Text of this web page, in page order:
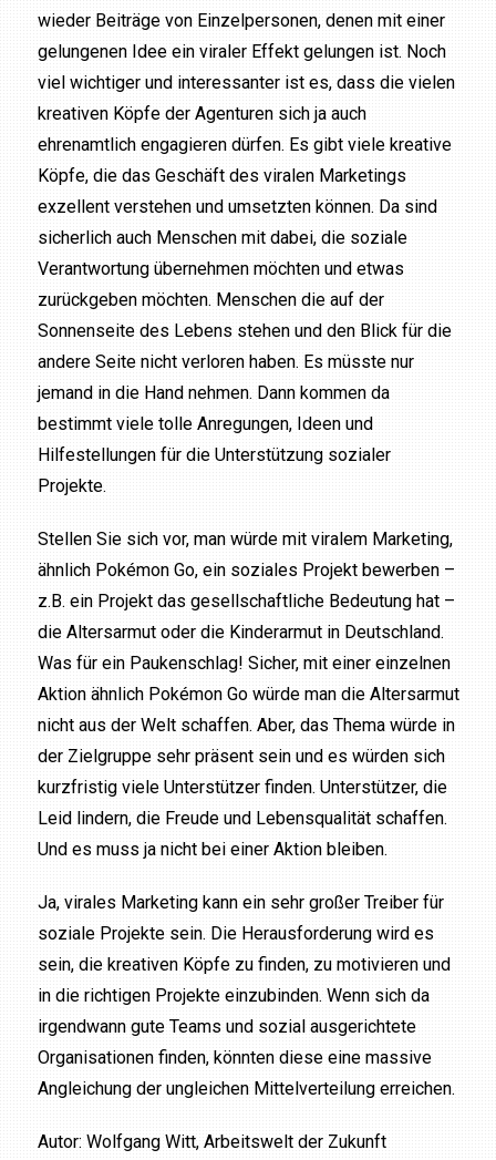
wieder Beiträge von Einzelpersonen, denen mit einer
gelungenen Idee ein viraler Effekt gelungen ist. Noch
viel wichtiger und interessanter ist es, dass die vielen
kreativen Köpfe der Agenturen sich ja auch
ehrenamtlich engagieren dürfen. Es gibt viele kreative
Köpfe, die das Geschäft des viralen Marketings
exzellent verstehen und umsetzten können. Da sind
sicherlich auch Menschen mit dabei, die soziale
Verantwortung übernehmen möchten und etwas
zurückgeben möchten. Menschen die auf der
Sonnenseite des Lebens stehen und den Blick für die
andere Seite nicht verloren haben. Es müsste nur
jemand in die Hand nehmen. Dann kommen da
bestimmt viele tolle Anregungen, Ideen und
Hilfestellungen für die Unterstützung sozialer
Projekte.
Stellen Sie sich vor, man würde mit viralem Marketing,
ähnlich Pokémon Go, ein soziales Projekt bewerben –
z.B. ein Projekt das gesellschaftliche Bedeutung hat –
die Altersarmut oder die Kinderarmut in Deutschland.
Was für ein Paukenschlag! Sicher, mit einer einzelnen
Aktion ähnlich Pokémon Go würde man die Altersarmut
nicht aus der Welt schaffen. Aber, das Thema würde in
der Zielgruppe sehr präsent sein und es würden sich
kurzfristig viele Unterstützer finden. Unterstützer, die
Leid lindern, die Freude und Lebensqualität schaffen.
Und es muss ja nicht bei einer Aktion bleiben.
Ja, virales Marketing kann ein sehr großer Treiber für
soziale Projekte sein. Die Herausforderung wird es
sein, die kreativen Köpfe zu finden, zu motivieren und
in die richtigen Projekte einzubinden. Wenn sich da
irgendwann gute Teams und sozial ausgerichtete
Organisationen finden, könnten diese eine massive
Angleichung der ungleichen Mittelverteilung erreichen.
Autor: Wolfgang Witt, Arbeitswelt der Zukunft